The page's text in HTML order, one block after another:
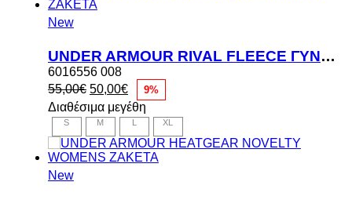
New
UNDER ARMOUR RIVAL FLEECE ΓΥΝΑΙΚΕΙΑ ΖΑΚΕΤΑ
6016556 008
55,00€ Original
price
was:
55,00€.
50,00€Η
τρέχουσα
τιμή
είναι:
50,00€.
9%
Διαθέσιμα μεγέθη
S M XL
New